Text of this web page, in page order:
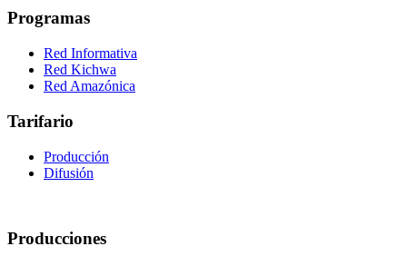
Programas
Red Informativa
Red Kichwa
Red Amazónica
Tarifario
Producción
Difusión
Producciones